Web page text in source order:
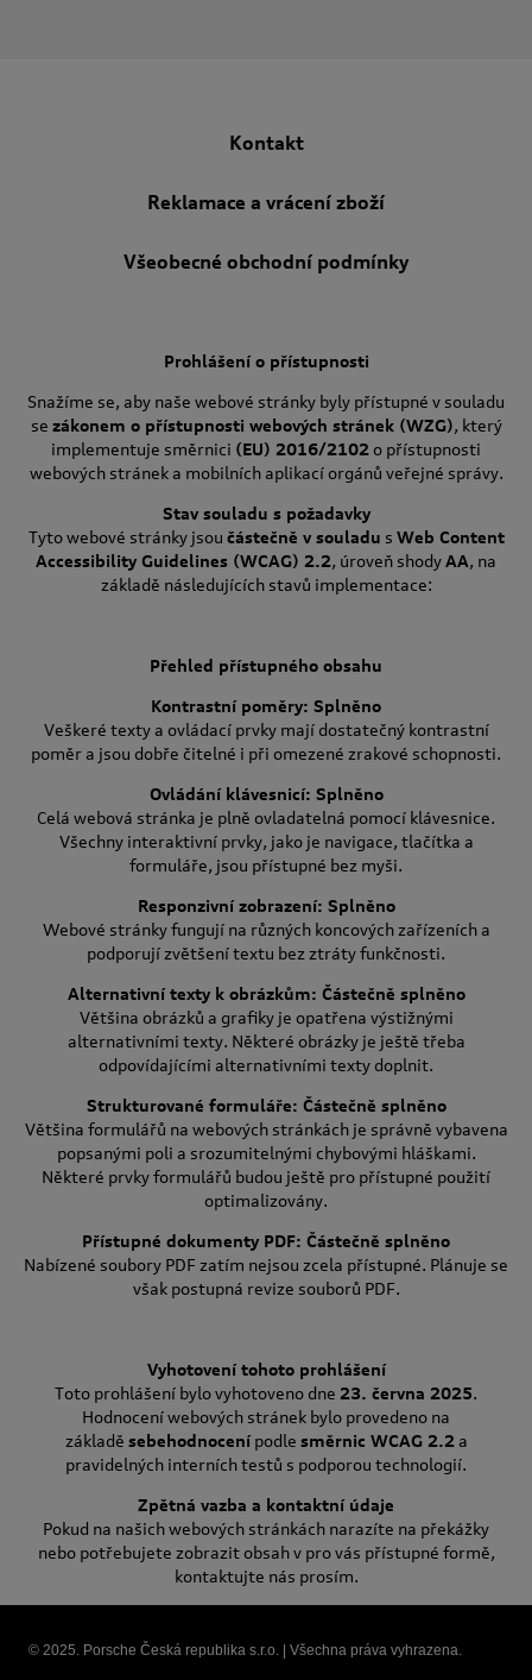
Kontakt
Reklamace a vrácení zboží
Všeobecné obchodní podmínky
Prohlášení o přístupnosti
Snažíme se, aby naše webové stránky byly přístupné v souladu
se zákonem o přístupnosti webových stránek (WZG), který
implementuje směrnici (EU) 2016/2102o přístupnosti
webových stránek a mobilních aplikací orgánů veřejné správy.
Stav souladu s požadavky
Tyto webové stránky jsou částečně v souladu s Web Content
Accessibility Guidelines (WCAG) 2.2, úroveň shodyAA, na
základě následujících stavů implementace:
Přehled přístupného obsahu
Kontrastní poměry: Splněno
Veškeré texty a ovládací prvky mají dostatečný kontrastní
poměr a jsou dobře čitelné i při omezené zrakové schopnosti.
Ovládání klávesnicí: Splněno
Celá webová stránka je plně ovladatelná pomocí klávesnice.
Všechny interaktivní prvky, jako je navigace, tlačítka a
formuláře, jsou přístupné bez myši.
Responzivní zobrazení: Splněno
Webové stránky fungují na různých koncových zařízeních a
podporují zvětšení textu bez ztráty funkčnosti.
Alternativní texty k obrázkům: Částečně splněno
Většina obrázků a grafiky je opatřena výstižnými
alternativními texty. Některé obrázky je ještě třeba
odpovídajícími alternativními texty doplnit.
Strukturované formuláře: Částečně splněno
Většina formulářů na webových stránkách je správně vybavena
popsanými poli a srozumitelnými chybovými hláškami.
Některé prvky formulářů budou ještě pro přístupné použití
optimalizovány.
Přístupné dokumenty PDF: Částečně splněno
Nabízené soubory PDF zatím nejsou zcela přístupné. Plánuje se
však postupná revize souborů PDF.
Vyhotovení tohoto prohlášení
Toto prohlášení bylo vyhotoveno dne 23. června 2025.
Hodnocení webových stránek bylo provedeno na
základě sebehodnocenípodle směrnic WCAG 2.2a
pravidelných interních testů s podporou technologií.
Zpětná vazba a kontaktní údaje
Pokud na našich webových stránkách narazíte na překážky
nebo potřebujete zobrazit obsah v pro vás přístupné formě,
kontaktujte nás prosím.
© 2025. Porsche Česká republika s.r.o. | Všechna práva vyhrazena.